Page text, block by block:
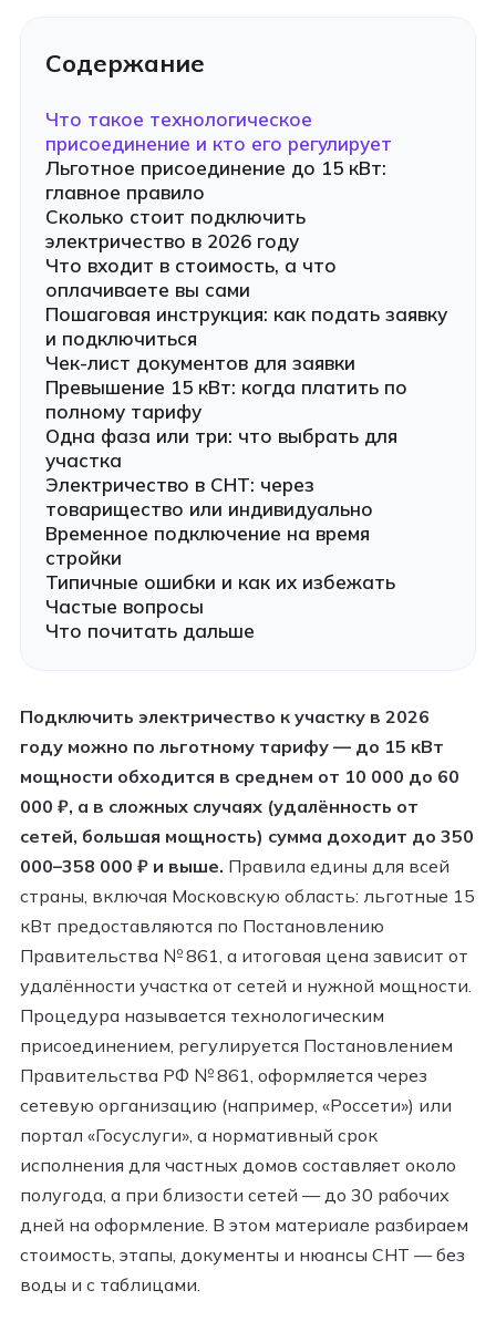
Содержание
Что такое технологическое
присоединение и кто его регулирует
Льготное присоединение до 15 кВт:
главное правило
Сколько стоит подключить
электричество в 2026 году
Что входит в стоимость, а что
оплачиваете вы сами
Пошаговая инструкция: как подать заявку
и подключиться
Чек-лист документов для заявки
Превышение 15 кВт: когда платить по
полному тарифу
Одна фаза или три: что выбрать для
участка
Электричество в СНТ: через
товарищество или индивидуально
Временное подключение на время
стройки
Типичные ошибки и как их избежать
Частые вопросы
Что почитать дальше
Подключить электричество к участку в 2026
году можно по льготному тарифу — до 15 кВт
мощности обходится в среднем от 10 000 до 60
000 ₽, а в сложных случаях (удалённость от
сетей, большая мощность) сумма доходит до 350
000–358 000 ₽ и выше. Правила едины для всей
страны, включая Московскую область: льготные 15
кВт предоставляются по Постановлению
Правительства № 861, а итоговая цена зависит от
удалённости участка от сетей и нужной мощности.
Процедура называется технологическим
присоединением, регулируется Постановлением
Правительства РФ № 861, оформляется через
сетевую организацию (например, «Россети») или
портал «Госуслуги», а нормативный срок
исполнения для частных домов составляет около
полугода, а при близости сетей — до 30 рабочих
дней на оформление. В этом материале разбираем
стоимость, этапы, документы и нюансы СНТ — без
воды и с таблицами.